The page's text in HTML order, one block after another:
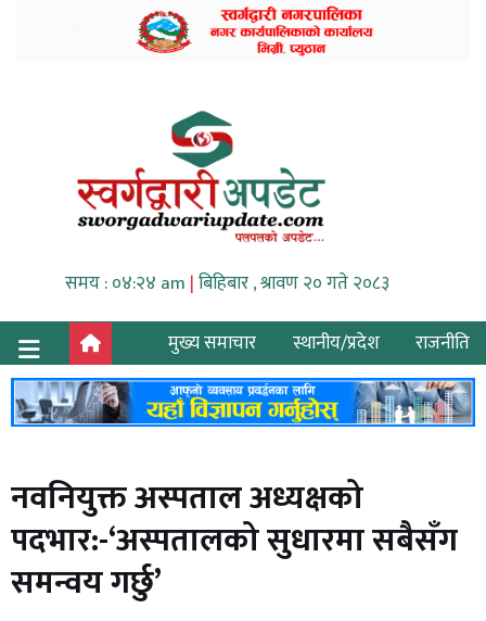
समय : ०४:२४ am |बिहिबार , श्रावण २० गते २०८३
मुख्य समाचार
स्थानीय/प्रदेश राजनीति
नवनियुक्त अस्पताल अध्यक्षको
पदभार:-‘अस्पतालको सुधारमा सबैसँग
समन्वय गर्छु’